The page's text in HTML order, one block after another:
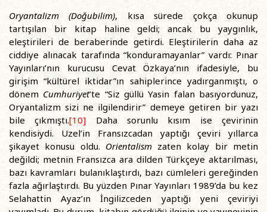
Oryantalizm (Doğubilim), kısa sürede çokça okunup
tartışılan bir kitap haline geldi; ancak bu yaygınlık,
eleştirileri de beraberinde getirdi. Eleştirilerin daha az
ciddiye alınacak tarafında “konduramayanlar” vardı: Pınar
Yayınları’nın kurucusu Cevat Özkaya’nın ifadesiyle, bu
girişim “kültürel iktidar”ın sahiplerince yadırganmıştı, o
dönem Cumhuriyet’te “Siz güllü Yasin falan basıyordunuz,
Oryantalizm sizi ne ilgilendirir” demeye getiren bir yazı
bile çıkmıştı.[10] Daha sorunlu kısım ise çevirinin
kendisiydi. Uzel’in Fransızcadan yaptığı çeviri yıllarca
şikayet konusu oldu. Orientalismzaten kolay bir metin
değildi; metnin Fransızca ara dilden Türkçeye aktarılması,
bazı kavramları bulanıklaştırdı, bazı cümleleri gereğinden
fazla ağırlaştırdı. Bu yüzden Pınar Yayınları 1989’da bu kez
Selahattin Ayaz’ın İngilizceden yaptığı yeni çeviriyi